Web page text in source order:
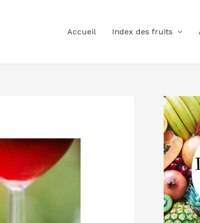
Accueil Index des fruits